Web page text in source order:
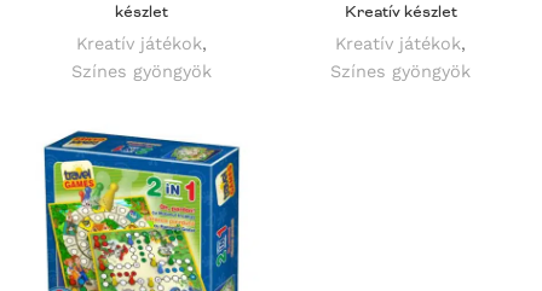
készlet
Kreatív játékok,
Színes gyöngyök
Kreatív készlet
Kreatív játékok,
Színes gyöngyök